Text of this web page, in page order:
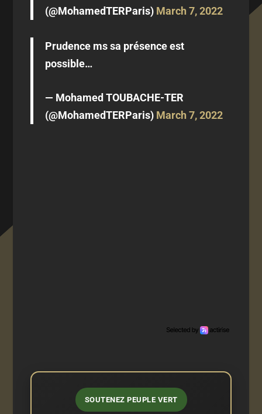
(@MohamedTERParis) March 7, 2022
Prudence ms sa présence est
possible…
— Mohamed TOUBACHE-TER
(@MohamedTERParis) March 7, 2022
SOUTENEZ PEUPLE VERT